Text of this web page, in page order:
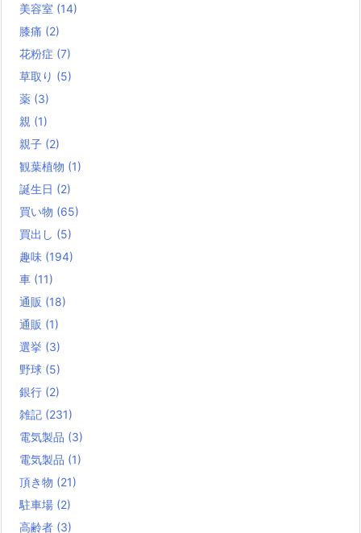
美容室 (14)
膝痛 (2)
花粉症 (7)
草取り (5)
薬 (3)
親 (1)
親子 (2)
観葉植物 (1)
誕生日 (2)
買い物 (65)
買出し (5)
趣味 (194)
車 (11)
通販 (18)
通販 (1)
選挙 (3)
野球 (5)
銀行 (2)
雑記 (231)
電気製品 (3)
電気製品 (1)
頂き物 (21)
駐車場 (2)
高齢者 (3)